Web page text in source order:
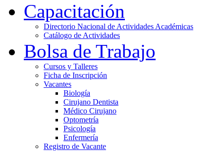
Capacitación
Directorio Nacional de Actividades Académicas
Catálogo de Actividades
Bolsa de Trabajo
Cursos y Talleres
Ficha de Inscripción
Vacantes
Biología
Cirujano Dentista
Médico Cirujano
Optometría
Psicología
Enfermería
Registro de Vacante